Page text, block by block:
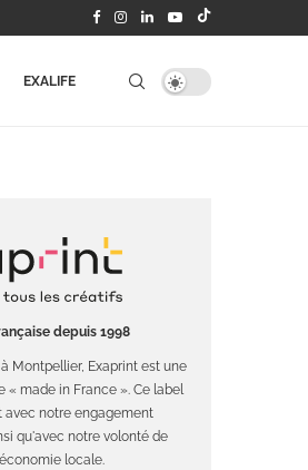
EXALIFE
depuis 1998
Montpellier, Exaprint est une
« made in France ». Ce label
avec notre engagement
qu'avec notre volonté de
locale.